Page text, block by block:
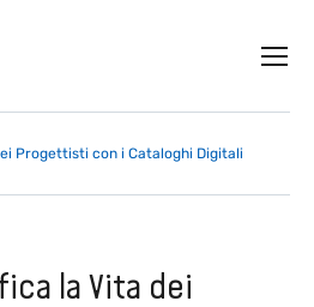
Progettisti con i Cataloghi Digitali
la Vita dei